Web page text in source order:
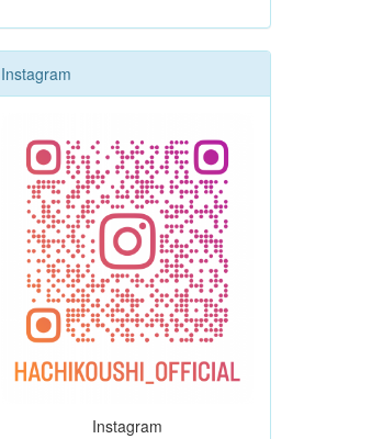
Instagram
Instagram